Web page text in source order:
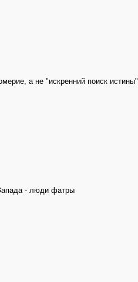
а не "искренний поиск истины"
- люди фатры